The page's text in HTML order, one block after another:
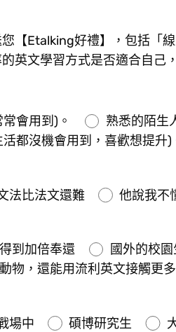
【Etalking好禮】，包括「
英文學習方式是否適合自己
會用到)。
熟悉的陌生
都沒機會用到，喜歡想提升)
法比法文還難 他說我不
到加倍奉還
國外的校
物，還能用流利英文接觸更
場中 碩博研究生